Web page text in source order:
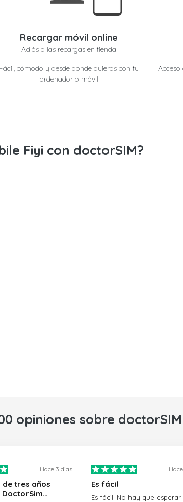
Recargar móvil online
Adiós a las recargas en tienda
Fácil, cómodo y desde donde quieras con tu
ordenador o móvil
Acceso
Fiyi con doctorSIM?
opiniones sobre doctorSIM
Hace 3 dias
de tres años
Es fácil
Es fácil. No hay que esperar